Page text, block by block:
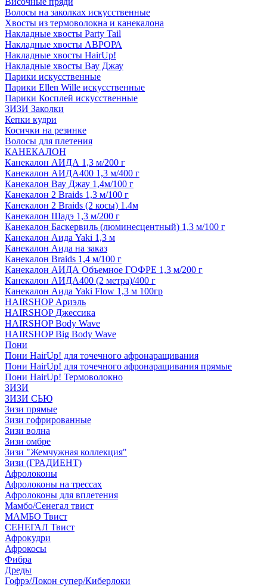
Волосы на заколках искусственные
Хвосты из термоволокна и канекалона
Накладные хвосты Party Tail
Накладные хвосты АВРОРА
Накладные хвосты HairUp!
Накладные хвосты Вау Джау
Парики искусственные
Парики Ellen Wille искусственные
Парики Косплей искусственные
ЗИЗИ Заколки
Кепки кудри
Косички на резинке
Волосы для плетения
КАНЕКАЛОН
Канекалон АИДА 1,3 м/200 г
Канекалон АИДА400 1,3 м/400 г
Канекалон Вау Джау 1,4м/100 г
Канекалон 2 Braids 1,3 м/100 г
Канекалон 2 Braids (2 косы) 1.4м
Канекалон Шадэ 1,3 м/200 г
Канекалон Баскервиль (люминесцентный) 1,3 м/100 г
Канекалон Аида Yaki 1,3 м
Канекалон Аида на заказ
Канекалон Braids 1,4 м/100 г
Канекалон АИДА Объемное ГОФРЕ 1,3 м/200 г
Канекалон АИДА400 (2 метра)/400 г
Канекалон Аида Yaki Flow 1,3 м 100гр
HAIRSHOP Ариэль
HAIRSHOP Джессика
HAIRSHOP Body Wave
HAIRSHOP Big Body Wave
Пони
Пони HairUp! для точечного афронаращивания
Пони HairUp! для точечного афронаращивания прямые
Пони HairUp! Термоволокно
ЗИЗИ
ЗИЗИ СЬЮ
Зизи прямые
Зизи гофрированные
Зизи волна
Зизи омбре
Зизи "Жемчужная коллекция"
Зизи (ГРАДИЕНТ)
Афролоконы
Афролоконы на трессах
Афролоконы для вплетения
Мамбо/Сенегал твист
МАМБО Твист
СЕНЕГАЛ Твист
Афрокудри
Афрокосы
Фибра
Дреды
Гофрэ/Локон супер/Киберлоки